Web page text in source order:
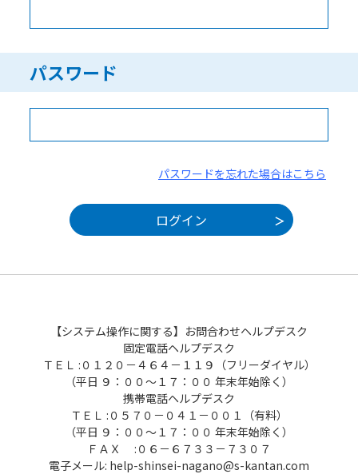
パスワード
パスワードを忘れた場合はこちら
【システム操作に関する】お問合わせヘルプデスク
固定電話ヘルプデスク
ＴＥＬ :０１２０－４６４－１１９（フリーダイヤル）
（平日 ９：００～１７：００ 年末年始除く）
携帯電話ヘルプデスク
ＴＥＬ :０５７０－０４１－００１（有料）
（平日 ９：００～１７：００ 年末年始除く）
ＦＡＸ :０６－６７３３－７３０７
電子メール: help-shinsei-nagano@s-kantan.com